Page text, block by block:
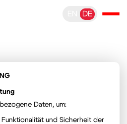
DE
Daten, um:
und Sicherheit der